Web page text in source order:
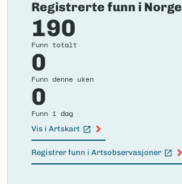
Registrerte funn i Norge
190
Funn totalt
0
Funn denne uken
0
Funn i dag
Vis i Artskart
(Ekstern lenke)
Registrer funn i Artsobservasjoner
(Ekstern lenke)